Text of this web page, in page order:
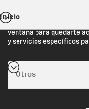
Estás viendo
ventana para quedarte
y servicios específicos
Inicio